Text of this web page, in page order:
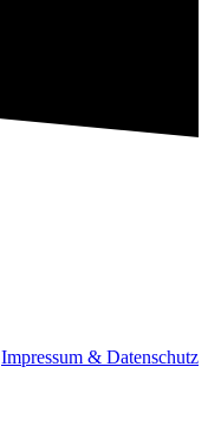
Impressum & Datenschutz